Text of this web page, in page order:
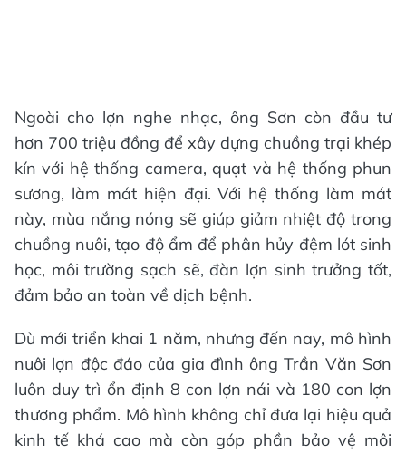
Ngoài cho lợn nghe nhạc, ông Sơn còn đầu tư
hơn 700 triệu đồng để xây dựng chuồng trại khép
kín với hệ thống camera, quạt và hệ thống phun
sương, làm mát hiện đại. Với hệ thống làm mát
này, mùa nắng nóng sẽ giúp giảm nhiệt độ trong
chuồng nuôi, tạo độ ẩm để phân hủy đệm lót sinh
học, môi trường sạch sẽ, đàn lợn sinh trưởng tốt,
đảm bảo an toàn về dịch bệnh.
Dù mới triển khai 1 năm, nhưng đến nay, mô hình
nuôi lợn độc đáo của gia đình ông Trần Văn Sơn
luôn duy trì ổn định 8 con lợn nái và 180 con lợn
thương phẩm. Mô hình không chỉ đưa lại hiệu quả
kinh tế khá cao mà còn góp phần bảo vệ môi